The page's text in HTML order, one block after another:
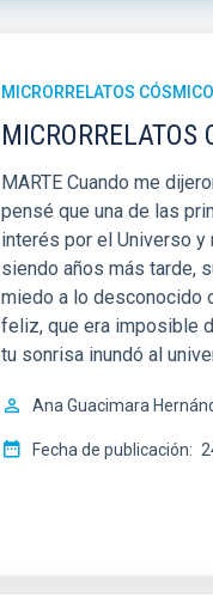
MICRORRELATOS
MARTE Cuando me
pensé que una de las
interés por el Universo
siendo años más tarde,
miedo a lo desconocido
feliz, que era imposible
tu sonrisa inundó al
Ana Guacimara
Fecha de publicación